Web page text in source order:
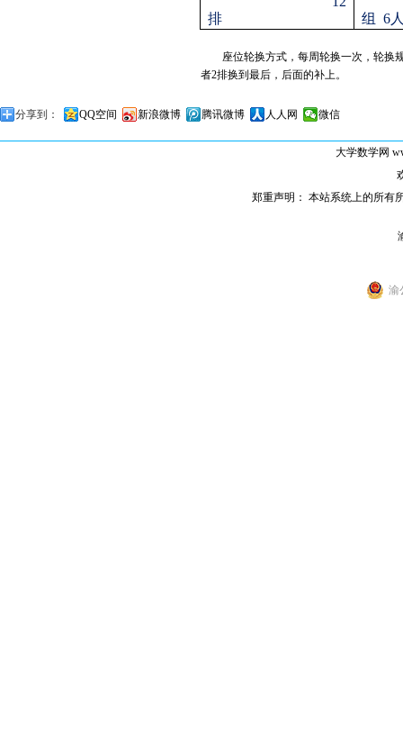
排
组 6
座位轮换方式，每周轮换一次，轮换
者2排换到最后，后面的补上。
分享到： QQ空间 新浪微博 腾讯微博 人人网 微信
大学数学网
郑重声明： 本站系统上的所有
渝